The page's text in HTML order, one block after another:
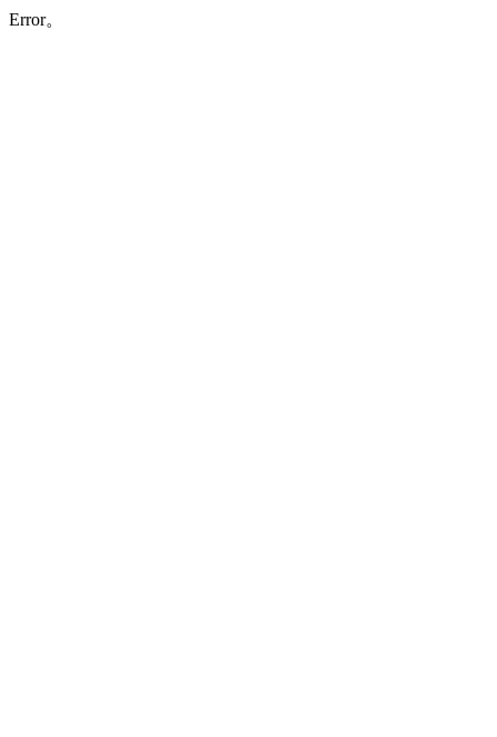
Error。